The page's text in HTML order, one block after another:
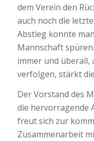
dem Verein den
auch noch die
Abstieg konnte
Mannschaft
immer und überall,
verfolgen, stärkt
Der Vorstand des
die hervorragende
freut sich zur
Zusammenarbeit